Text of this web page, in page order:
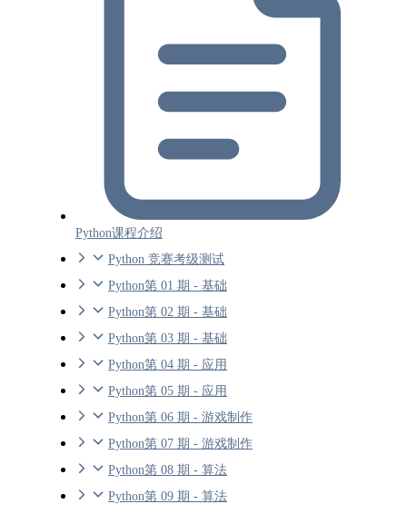
Python课程介绍
Python 竞赛考级测试
Python第 01 期 - 基础
Python第 02 期 - 基础
Python第 03 期 - 基础
Python第 04 期 - 应用
Python第 05 期 - 应用
Python第 06 期 - 游戏制作
Python第 07 期 - 游戏制作
Python第 08 期 - 算法
Python第 09 期 - 算法